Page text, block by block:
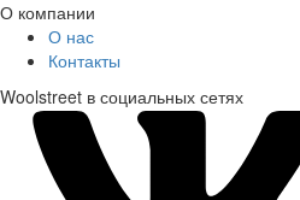
О компании
О нас
Контакты
Woolstreet в социальных сетях